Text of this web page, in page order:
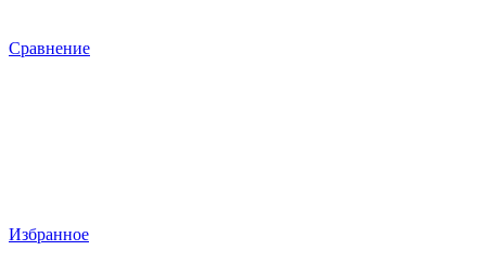
Сравнение
Избранное